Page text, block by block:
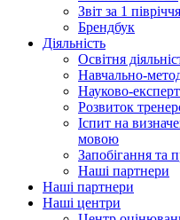
Звіт за 1
Брендбук
Діяльність
Освітня
Навчально-
Науково-
Розвиток
Іспит на
мовою
Запобігання та
Наші партнери
Наші партнери
Наші центри